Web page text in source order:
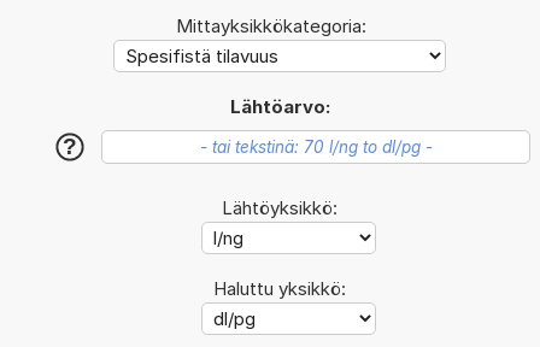
Mittayksikkökategoria:
Lähtöarvo:
?
Lähtöyksikkö:
Haluttu yksikkö: